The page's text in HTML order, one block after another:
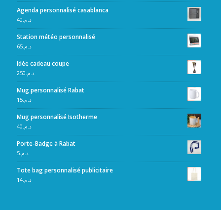
Agenda personnalisé casablanca
د.م.40
Station météo personnalisé
د.م.65
Idée cadeau coupe
د.م.250
Mug personnalisé Rabat
د.م.15
Mug personnalisé Isotherme
د.م.40
Porte-Badge à Rabat
د.م.5
Tote bag personnalisé publicitaire
د.م.14